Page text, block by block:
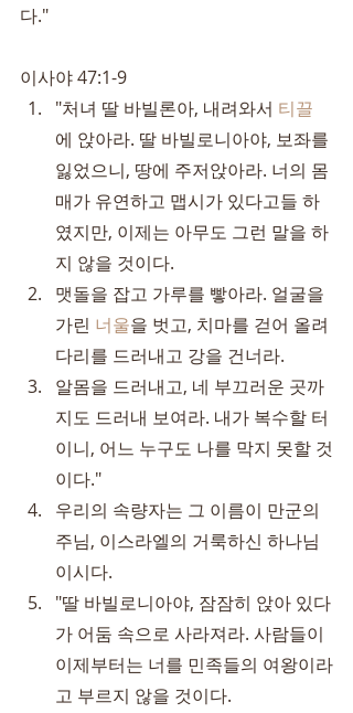
다."
이사야 47:1-9
"처녀 딸 바빌론아, 내려와서 티끌
에 앉아라. 딸 바빌로니아야, 보좌를
잃었으니, 땅에 주저앉아라. 너의 몸
매가 유연하고 맵시가 있다고들 하
였지만, 이제는 아무도 그런 말을 하
지 않을 것이다.
맷돌을 잡고 가루를 빻아라. 얼굴을
가린 너울을 벗고, 치마를 걷어 올려
다리를 드러내고 강을 건너라.
알몸을 드러내고, 네 부끄러운 곳까
지도 드러내 보여라. 내가 복수할 터
이니, 어느 누구도 나를 막지 못할 것
이다."
우리의 속량자는 그 이름이 만군의
주님, 이스라엘의 거룩하신 하나님
이시다.
"딸 바빌로니아야, 잠잠히 앉아 있다
가 어둠 속으로 사라져라. 사람들이
이제부터는 너를 민족들의 여왕이라
고 부르지 않을 것이다.